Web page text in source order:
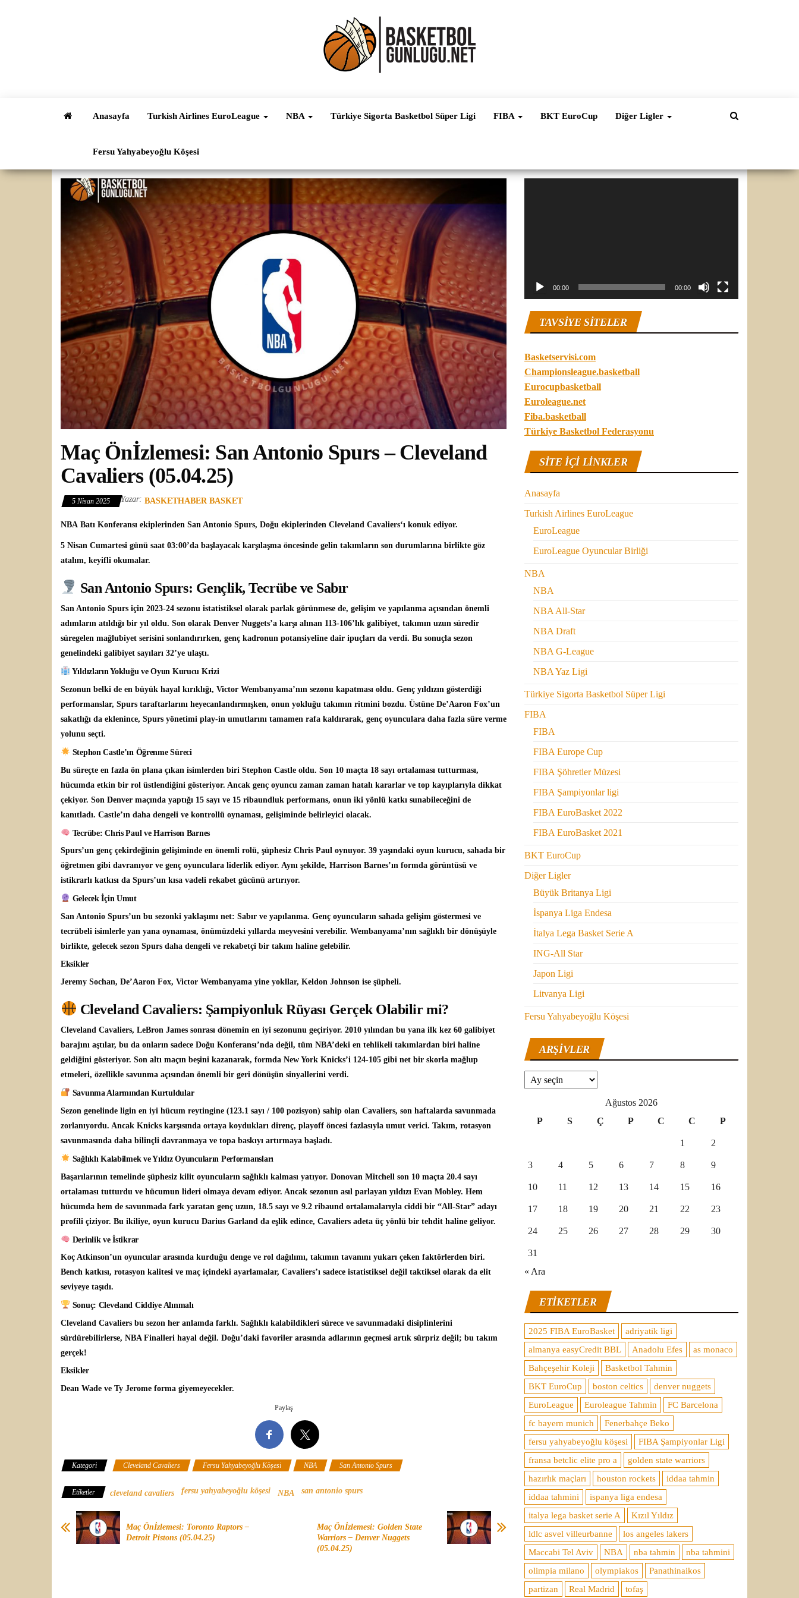
Haber
Süper Lig ve
Dünya
Anasayfa Turkish Airlines EuroLeague NBA Türkiye Sigorta Basketbol Süper Ligi FIBA BKT EuroCup Diğer Ligler
Fersu Yahyabeyoğlu Köşesi
Maç Önİzlemesi: San Antonio Spurs – Cleveland
Cavaliers (05.04.25)
5 Nisan 2025 Yazar: BASKETHABER BASKET
NBA Batı Konferansı ekiplerinden San Antonio Spurs, Doğu ekiplerinden Cleveland Cavaliers‘ı konuk ediyor.
5 Nisan Cumartesi günü saat 03:00’da başlayacak karşılaşma öncesinde gelin takımların son durumlarına birlikte göz
atalım, keyifli okumalar.
San Antonio Spurs: Gençlik, Tecrübe ve Sabır
San Antonio Spurs için 2023-24 sezonu istatistiksel olarak parlak görünmese de, gelişim ve yapılanma açısından önemli
adımların atıldığı bir yıl oldu. Son olarak Denver Nuggets’a karşı alınan 113-106’lık galibiyet, takımın uzun süredir
süregelen mağlubiyet serisini sonlandırırken, genç kadronun potansiyeline dair ipuçları da verdi. Bu sonuçla sezon
genelindeki galibiyet sayıları 32’ye ulaştı.
Yıldızların Yokluğu ve Oyun Kurucu Krizi
Sezonun belki de en büyük hayal kırıklığı, Victor Wembanyama’nın sezonu kapatması oldu. Genç yıldızın gösterdiği
performanslar, Spurs taraftarlarını heyecanlandırmışken, onun yokluğu takımın ritmini bozdu. Üstüne De’Aaron Fox’un
sakatlığı da eklenince, Spurs yönetimi play-in umutlarını tamamen rafa kaldırarak, genç oyunculara daha fazla süre verme
yolunu seçti.
Stephon Castle’ın Öğrenme Süreci
Bu süreçte en fazla ön plana çıkan isimlerden biri Stephon Castle oldu. Son 10 maçta 18 sayı ortalaması tutturması,
hücumda etkin bir rol üstlendiğini gösteriyor. Ancak genç oyuncu zaman zaman hatalı kararlar ve top kayıplarıyla dikkat
çekiyor. Son Denver maçında yaptığı 15 sayı ve 15 ribaundluk performans, onun iki yönlü katkı sunabileceğini de
kanıtladı. Castle’ın daha dengeli ve kontrollü oynaması, gelişiminde belirleyici olacak.
Tecrübe: Chris Paul ve Harrison Barnes
Spurs’un genç çekirdeğinin gelişiminde en önemli rolü, şüphesiz Chris Paul oynuyor. 39 yaşındaki oyun kurucu, sahada bir
öğretmen gibi davranıyor ve genç oyunculara liderlik ediyor. Aynı şekilde, Harrison Barnes’ın formda görüntüsü ve
istikrarlı katkısı da Spurs’un kısa vadeli rekabet gücünü artırıyor.
Gelecek İçin Umut
San Antonio Spurs’un bu sezonki yaklaşımı net: Sabır ve yapılanma. Genç oyuncuların sahada gelişim göstermesi ve
tecrübeli isimlerle yan yana oynaması, önümüzdeki yıllarda meyvesini verebilir. Wembanyama’nın sağlıklı bir dönüşüyle
birlikte, gelecek sezon Spurs daha dengeli ve rekabetçi bir takım haline gelebilir.
Eksikler
Jeremy Sochan, De’Aaron Fox, Victor Wembanyama yine yokllar, Keldon Johnson ise şüpheli.
Cleveland Cavaliers: Şampiyonluk Rüyası Gerçek Olabilir mi?
Cleveland Cavaliers, LeBron James sonrası dönemin en iyi sezonunu geçiriyor. 2010 yılından bu yana ilk kez 60 galibiyet
barajını aştılar, bu da onların sadece Doğu Konferansı’nda değil, tüm NBA’deki en tehlikeli takımlardan biri haline
geldiğini gösteriyor. Son altı maçın beşini kazanarak, formda New York Knicks’i 124-105 gibi net bir skorla mağlup
etmeleri, özellikle savunma açısından önemli bir geri dönüşün sinyallerini verdi.
Savunma Alarmından Kurtuldular
Sezon genelinde ligin en iyi hücum reytingine (123.1 sayı / 100 pozisyon) sahip olan Cavaliers, son haftalarda savunmada
zorlanıyordu. Ancak Knicks karşısında ortaya koydukları direnç, playoff öncesi fazlasıyla umut verici. Takım, rotasyon
savunmasında daha bilinçli davranmaya ve topa baskıyı artırmaya başladı.
Sağlıklı Kalabilmek ve Yıldız Oyuncuların Performansları
Başarılarının temelinde şüphesiz kilit oyuncuların sağlıklı kalması yatıyor. Donovan Mitchell son 10 maçta 20.4 sayı
ortalaması tutturdu ve hücumun lideri olmaya devam ediyor. Ancak sezonun asıl parlayan yıldızı Evan Mobley. Hem
hücumda hem de savunmada fark yaratan genç uzun, 18.5 sayı ve 9.2 ribaund ortalamalarıyla ciddi bir “All-Star” adayı
profili çiziyor. Bu ikiliye, oyun kurucu Darius Garland da eşlik edince, Cavaliers adeta üç yönlü bir tehdit haline geliyor.
Derinlik ve İstikrar
Koç Atkinson’un oyuncular arasında kurduğu denge ve rol dağılımı, takımın tavanını yukarı çeken faktörlerden biri.
Bench katkısı, rotasyon kalitesi ve maç içindeki ayarlamalar, Cavaliers’ı sadece istatistiksel değil taktiksel olarak da elit
seviyeye taşıdı.
Sonuç: Cleveland Ciddiye Alınmalı
Cleveland Cavaliers bu sezon her anlamda farklı. Sağlıklı kalabildikleri sürece ve savunmadaki disiplinlerini
sürdürebilirlerse, NBA Finalleri hayal değil. Doğu’daki favoriler arasında adlarının geçmesi artık sürpriz değil; bu takım
gerçek!
Eksikler
Dean Wade ve Ty Jerome forma giyemeyecekler.
Paylaş
Kategori Cleveland Cavaliers Fersu Yahyabeyoğlu Köşesi NBA San Antonio Spurs
Etiketler cleveland cavaliers fersu yahyabeyoğlu köşesi NBA san antonio spurs
Maç Önİzlemesi: Toronto Raptors –
Detroit Pistons (05.04.25)
Maç Önİzlemesi: Golden State
Warriors – Denver Nuggets
(05.04.25)
00:00 00:00
TAVSIYE SITELER
Basketservisi.com
Championsleague.basketball
Eurocupbasketball
Euroleague.net
Fiba.basketball
Türkiye Basketbol Federasyonu
SITE IÇI LINKLER
Anasayfa
Turkish Airlines EuroLeague
EuroLeague
EuroLeague Oyuncular Birliği
NBA
NBA
NBA All-Star
NBA Draft
NBA G-League
NBA Yaz Ligi
Türkiye Sigorta Basketbol Süper Ligi
FIBA
FIBA
FIBA Europe Cup
FIBA Şöhretler Müzesi
FIBA Şampiyonlar ligi
FIBA EuroBasket 2022
FIBA EuroBasket 2021
BKT EuroCup
Diğer Ligler
Büyük Britanya Ligi
İspanya Liga Endesa
İtalya Lega Basket Serie A
ING-All Star
Japon Ligi
Litvanya Ligi
Fersu Yahyabeyoğlu Köşesi
ARŞIVLER
Arşivler
Ağustos 2026
P
S Ç P C C P
1 2
3 4 5 6 7 8 9
10 11 12 13 14 15 16
17 18 19 20 21 22 23
24 25 26 27 28 29 30
31
« Ara
ETIKETLER
2025 FIBA EuroBasket
adriyatik ligi
almanya easyCredit BBL
Anadolu Efes
as monaco
Bahçeşehir Koleji
Basketbol Tahmin
BKT EuroCup
boston celtics
denver nuggets
EuroLeague
Euroleague Tahmin
FC Barcelona
fc bayern munich
Fenerbahçe Beko
fersu yahyabeyoğlu köşesi
FIBA Şampiyonlar Ligi
fransa betclic elite pro a
golden state warriors
hazırlık maçları
houston rockets
iddaa tahmin
iddaa tahmini
ispanya liga endesa
italya lega basket serie A
Kızıl Yıldız
ldlc asvel villeurbanne
los angeles lakers
Maccabi Tel Aviv
NBA nba tahmin
nba tahmini
olimpia milano
olympiakos
Panathinaikos
partizan
Real Madrid tofaş